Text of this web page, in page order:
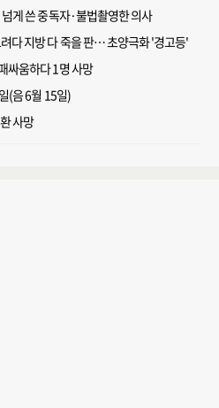
게 쓴 중독자·불법촬영한 의사
다 지방 다 죽을 판… 초양극화 '경고등'
싸움하다 1명 사망
(음 6월 15일)
사망